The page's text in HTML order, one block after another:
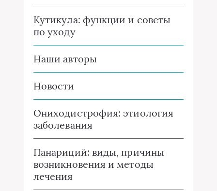
Кутикула: функции и советы
по уходу
Наши авторы
Новости
Ониходистрофия: этиология
заболевания
Панариций: виды, причины
возникновения и методы
лечения